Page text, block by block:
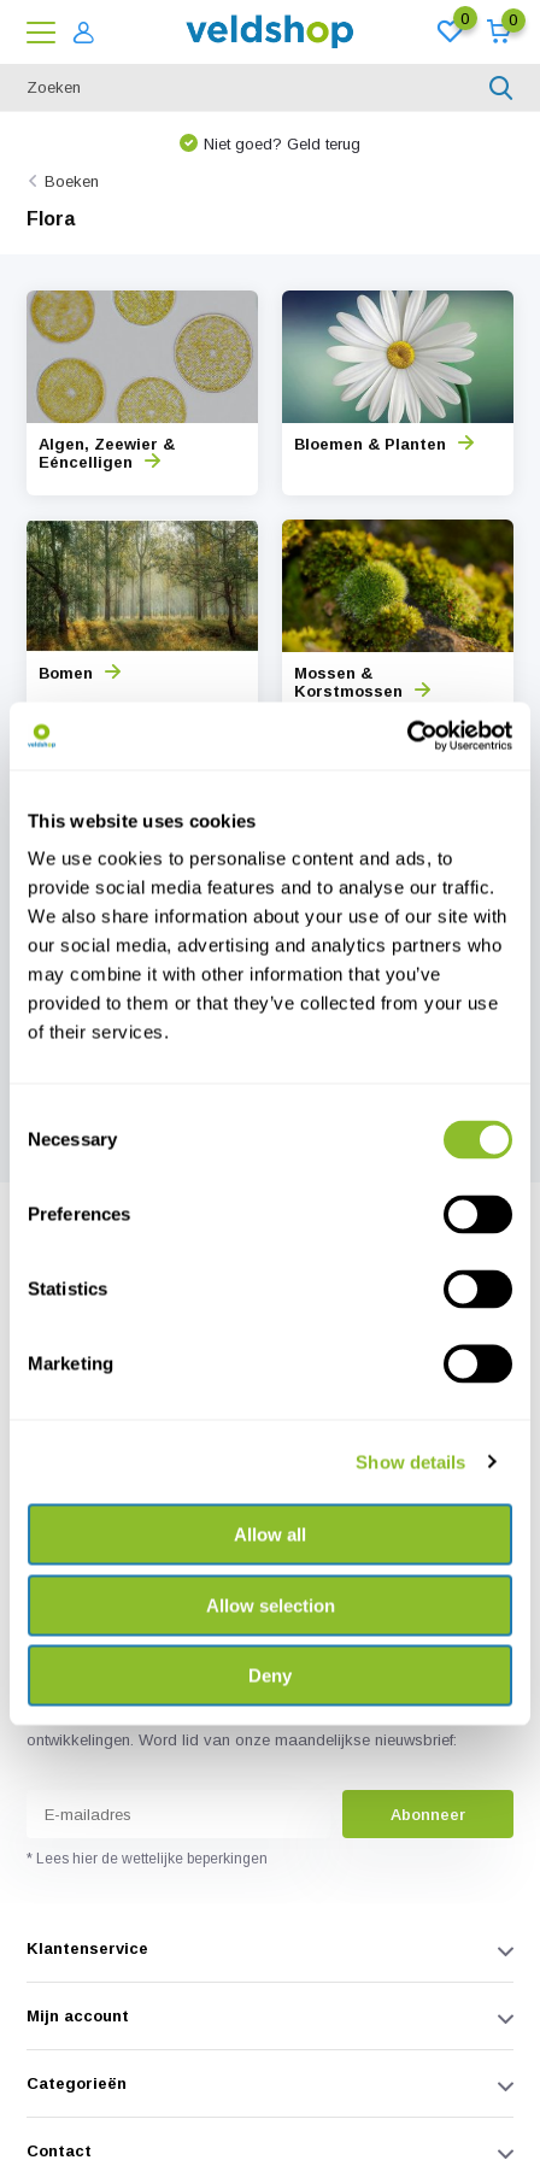
This website uses cookies
We use cookies to personalise content and ads, to
provide social media features and to analyse our traffic.
We also share information about your use of our site with
our social media, advertising and analytics partners who
may combine it with other information that you’ve
provided to them or that they’ve collected from your use
of their services.
Selection
Necessary
Preferences
Statistics
Marketing
Show details
Allow all
Allow selection
Deny
0 0
Niet goed? Geld terug
Boeken
Flora
Algen, Zeewier &
Eéncelligen
Bloemen & Planten
Bomen
Mossen &
Korstmossen
Paddenstoelen
Blijf op de hoogte van onze nieuwste producten en laatste
ontwikkelingen. Word lid van onze maandelijkse nieuwsbrief:
Abonneer
* Lees hier de wettelijke beperkingen
Klantenservice
Mijn account
Categorieën
Contact